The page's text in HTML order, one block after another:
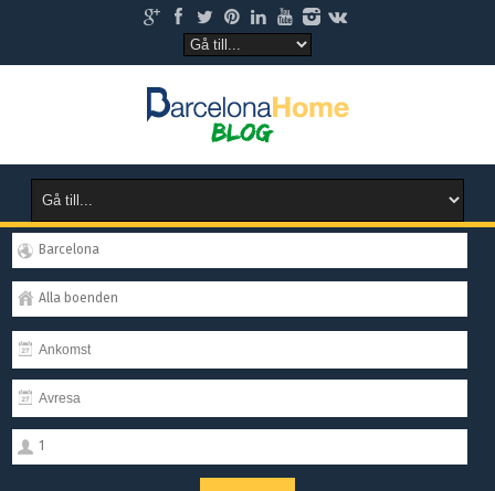
Barcelona
Alla boenden
1